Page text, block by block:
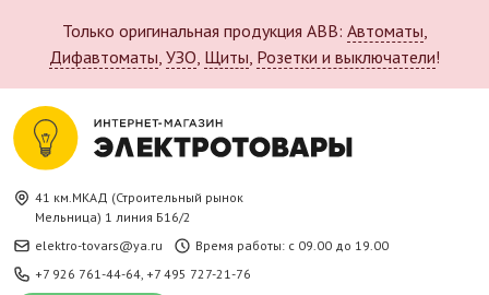
Только оригинальная продукция ABB: Автоматы,
Дифавтоматы, УЗО, Щиты, Розетки и выключатели!
41 км.МКАД (Строительный рынок
Мельница) 1 линия Б16/2
elektro-tovars@ya.ru
Время работы: с 09.00 до 19.00
+7 926 761-44-64, +7 495 727-21-76